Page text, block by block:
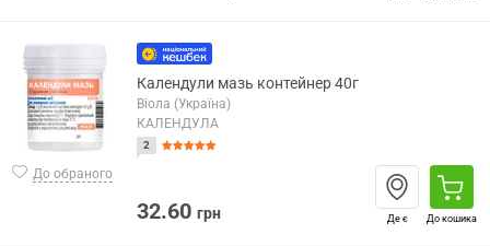
До обраного
Календули мазь контейнер 40г
Віола (Україна)
КАЛЕНДУЛА
2
32.60 грн Де є До кошика